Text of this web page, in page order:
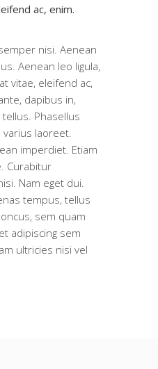
ac, enim.
nisi. Aenean
Aenean leo ligula,
vitae, eleifend ac,
dapibus in,
Phasellus
laoreet.
imperdiet. Etiam
Curabitur
Nam eget dui.
tempus, tellus
sem quam
adipiscing sem
ultricies nisi vel